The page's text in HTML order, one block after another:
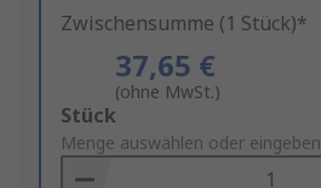
Zwischensumme (1 Stück)*
37,65 €
(ohne MwSt.)
Add
to
Basket
Stück
Menge auswählen oder eingeben